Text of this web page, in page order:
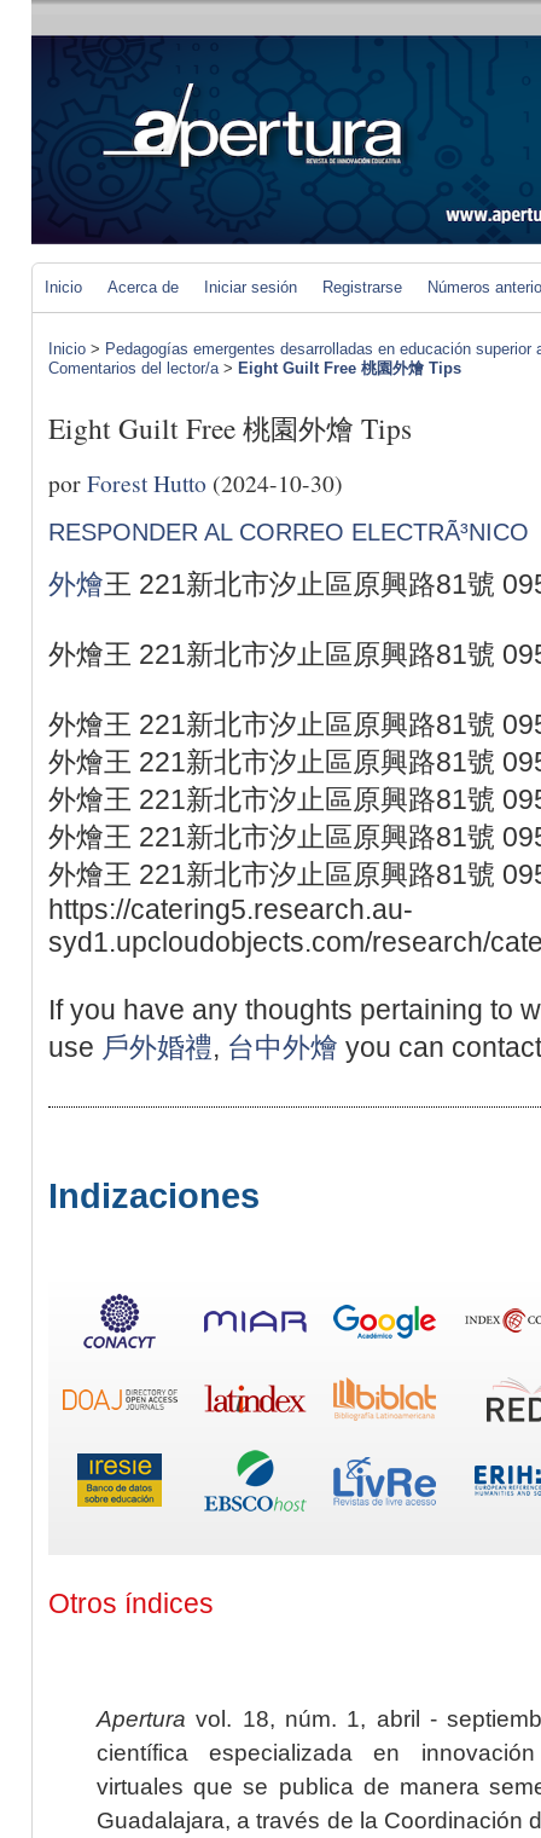
Inicio Acerca de Iniciar sesión Registrarse Números
Inicio > Pedagogías emergentes desarrolladas en educación
Comentarios del lector/a> Eight Guilt Free 桃園外燴 Tips
Eight Guilt Free 桃園外燴 Tips
porForest Hutto (2024-10-30)
RESPONDER AL CORREO ELECTRÃ³NICO
外燴王 221新北市汐止區原興路81號
外燴王 221新北市汐止區原興路81號
外燴王 221新北市汐止區原興路81號
外燴王 221新北市汐止區原興路81號
外燴王 221新北市汐止區原興路81號
外燴王 221新北市汐止區原興路81號
外燴王 221新北市汐止區原興路81號
https://catering5.research.au-
syd1.upcloudobjects.com/research/
If you have any thoughts pertaining to
use 戶外婚禮, 台中外燴 you can
Indizaciones
Otros índices
Apertura vol. 18, núm. 1, abril -
científica especializada en
virtuales que se publica de manera
Guadalajara, a través de la Coordinación